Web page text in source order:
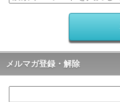
メルマガ登録・解除